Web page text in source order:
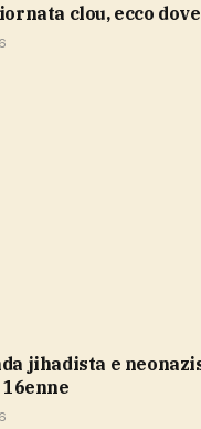
clou, ecco dove